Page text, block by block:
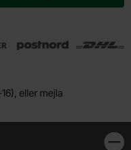
eller mejla